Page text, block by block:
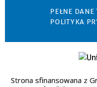
PEŁNE DANE
POLITYKA
Strona sfinansowana z